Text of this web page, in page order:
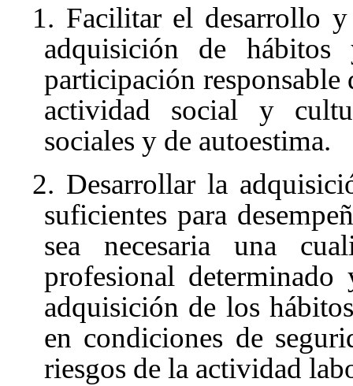
1. Facilitar el desarrollo
adquisición de hábitos
participación
actividad social y
sociales y de autoestima.
2. Desarrollar la
suficientes para
sea necesaria una
profesional
adquisición de los
en condiciones de
riesgos de la actividad